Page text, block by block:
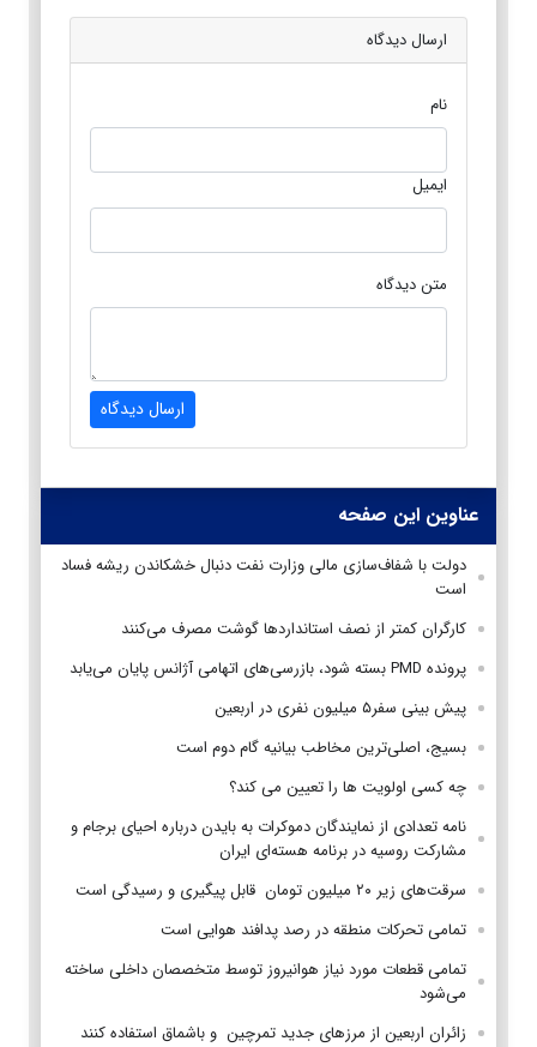
ارسال دیدگاه
نام
ایمیل
متن دیدگاه
ارسال دیدگاه
عناوین این صفحه
دولت با شفاف‌سازی مالی وزارت نفت دنبال خشکاندن ریشه فساد
است
کارگران کمتر از نصف استانداردها گوشت مصرف می‌کنند
پرونده PMD بسته شود، بازرسی‌های اتهامی آژانس پایان می‌یابد
پیش بینی سفر۵ میلیون نفری در اربعین
بسیج، اصلی‌ترین مخاطب بیانیه گام دوم است
چه کسی اولویت ها را تعیین می کند؟
نامه تعدادی از نمایندگان دموکرات به بایدن درباره احیای برجام و
مشارکت روسیه در برنامه هسته‌ای ایران
سرقت‌های زیر ۲۰ میلیون تومان قابل پیگیری و رسیدگی است
تمامی تحرکات منطقه‌ در رصد پدافند هوایی است
تمامی قطعات مورد نیاز هوانیروز توسط متخصصان داخلی ساخته
می‌شود
زائران اربعین از مرز‌های جدید تمرچین و باشماق استفاده کنند